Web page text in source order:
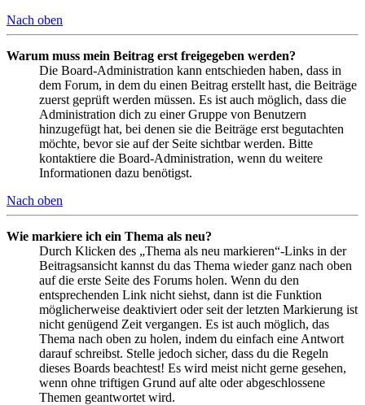
Nach oben
Warum muss mein Beitrag erst freigegeben werden?
Die Board-Administration kann entschieden haben, dass in
dem Forum, in dem du einen Beitrag erstellt hast, die Beiträge
zuerst geprüft werden müssen. Es ist auch möglich, dass die
Administration dich zu einer Gruppe von Benutzern
hinzugefügt hat, bei denen sie die Beiträge erst begutachten
möchte, bevor sie auf der Seite sichtbar werden. Bitte
kontaktiere die Board-Administration, wenn du weitere
Informationen dazu benötigst.
Nach oben
Wie markiere ich ein Thema als neu?
Durch Klicken des „Thema als neu markieren“-Links in der
Beitragsansicht kannst du das Thema wieder ganz nach oben
auf die erste Seite des Forums holen. Wenn du den
entsprechenden Link nicht siehst, dann ist die Funktion
möglicherweise deaktiviert oder seit der letzten Markierung ist
nicht genügend Zeit vergangen. Es ist auch möglich, das
Thema nach oben zu holen, indem du einfach eine Antwort
darauf schreibst. Stelle jedoch sicher, dass du die Regeln
dieses Boards beachtest! Es wird meist nicht gerne gesehen,
wenn ohne triftigen Grund auf alte oder abgeschlossene
Themen geantwortet wird.